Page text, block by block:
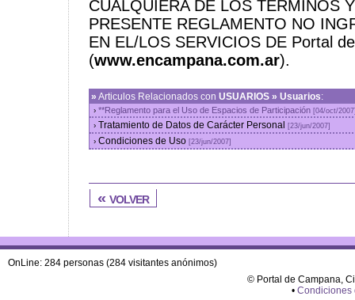
CUALQUIERA DE LOS TERMINOS
PRESENTE REGLAMENTO NO
EN EL/LOS SERVICIOS DE Portal
(www.encampana.com.ar).
» Articulos Relacionados con USUARIOS » Usuarios:
› **Reglamento para el Uso de Espacios de Participación [04/oct/
› Tratamiento de Datos de Carácter Personal [23/jun/2007]
› Condiciones de Uso [23/jun/2007]
« volver
OnLine: 284 personas (284 visitantes anónimos)
© Portal de Campana,
• Condiciones